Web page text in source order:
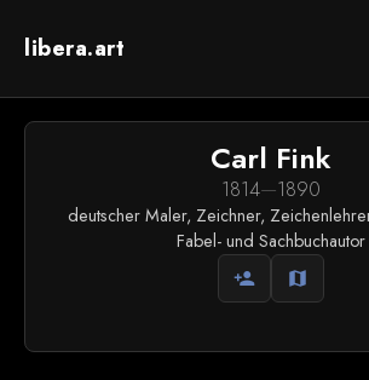
libera.art
Carl Fink
1814—1890
deutscher Maler, Zeichner,
Fabel- und Sachbuchautor
person_add map